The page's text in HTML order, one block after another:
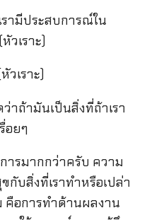
รามีประสบการณ์ใน
วเราะ)
วเราะ)
าถ้ามันเป็นสิ่งที่ถ้าเรา
อยๆ
รมากกว่าครับ ความ
กับสิ่งที่เราทำหรือเปล่า
คือการทำด้านผลงาน